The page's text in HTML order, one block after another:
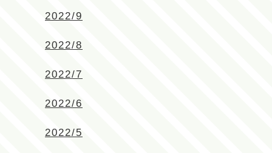
2022/9
2022/8
2022/7
2022/6
2022/5